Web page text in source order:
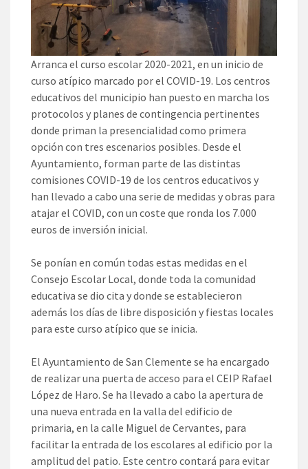
Arranca el curso escolar 2020-2021, en un inicio de
curso atípico marcado por el COVID-19. Los centros
educativos del municipio han puesto en marcha los
protocolos y planes de contingencia pertinentes
donde priman la presencialidad como primera
opción con tres escenarios posibles. Desde el
Ayuntamiento, forman parte de las distintas
comisiones COVID-19 de los centros educativos y
han llevado a cabo una serie de medidas y obras para
atajar el COVID, con un coste que ronda los 7.000
euros de inversión inicial.
Se ponían en común todas estas medidas en el
Consejo Escolar Local, donde toda la comunidad
educativa se dio cita y donde se establecieron
además los días de libre disposición y fiestas locales
para este curso atípico que se inicia.
El Ayuntamiento de San Clemente se ha encargado
de realizar una puerta de acceso para el CEIP Rafael
López de Haro. Se ha llevado a cabo la apertura de
una nueva entrada en la valla del edificio de
primaria, en la calle Miguel de Cervantes, para
facilitar la entrada de los escolares al edificio por la
amplitud del patio. Este centro contará para evitar